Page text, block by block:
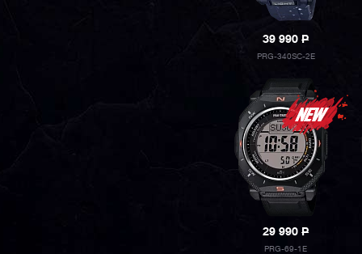
39 990P
PRG-340SC-2E
29 990P
PRG-69-1E